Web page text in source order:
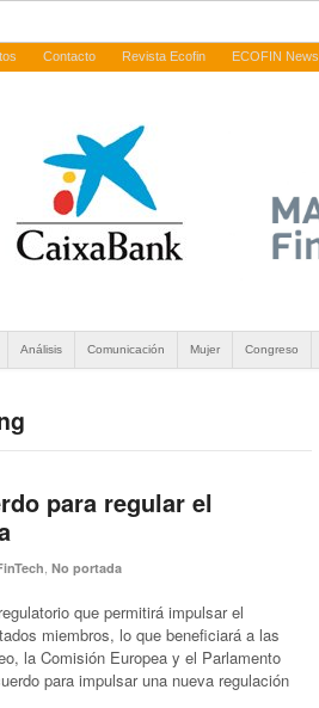
Contacto Revista Ecofin ECOFIN News
Análisis Comunicación Mujer Congreso
para regular el
No portada
que permitirá impulsar el
miembros, lo que beneficiará a las
la Comisión Europea y el Parlamento
para impulsar una nueva regulación